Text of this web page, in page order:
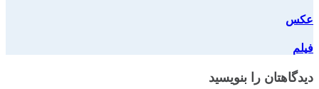
عکس
فیلم
دیدگاهتان را بنویسید